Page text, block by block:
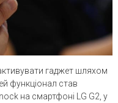
гаджет шляхом
функціонал став
на смартфоні LG G2, у